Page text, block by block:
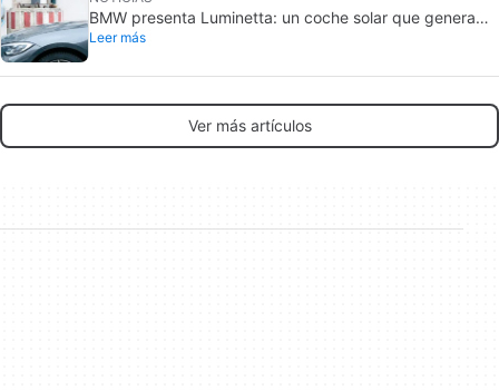
BMW presenta Luminetta: un coche solar que genera
más energía de la que consume
Leer más
Ver más artículos